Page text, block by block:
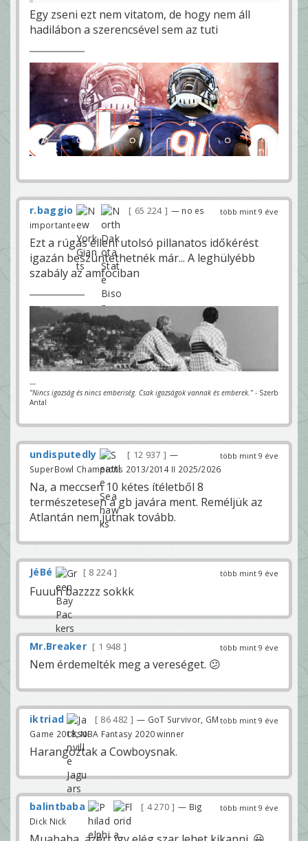
Egy zseni ezt nem vitatom, de hogy nem áll
hadilábon a szerencsével sem az tuti
több mint 9 éve
r.baggio 65 224
— no es
importante
Ezt a rúgás elleni utolsó pillanatos időkérést
igazán beszüntethetnék már... A leghülyébb
szabály az amfociban
---
"Nincs igazság és nincs emberiség. Csak igazságok vannak és emberek." - Szerb
Antal
több mint 9 éve
undisputedly 12 937
—
SuperBowl Champions 2013/2014 II 2025/2026
Na, a meccsen 10 kétes ítéletből 8
természetesen a gb javára ment. Reméljük az
Atlantán nem jutnak tovább.
több mint 9 éve
JéBé 8 224
Fuuuh bazzzz sokkk
több mint 9 éve
Mr.Breaker 1 948
Nem érdemelték meg a vereséget. 😕
több mint 9 éve
iktriad 86 482
— GoT Survivor, GM
Game 2018, NBA Fantasy 2020 winner
Harangoztak a Cowboysnak.
több mint 9 éve
balintbaba 4 270
— Big
Dick Nick